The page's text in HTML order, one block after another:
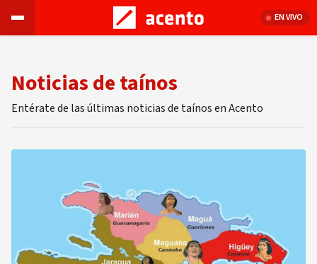
EN VIVO
Noticias de taínos
Entérate de las últimas noticias de taínos en Acento